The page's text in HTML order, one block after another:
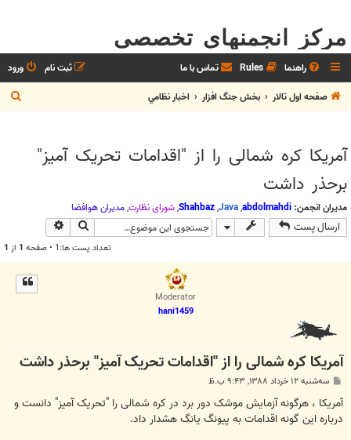
مرکز انجمنهای تخصصی
راهنما Rules تماس با ما ورود
ثبت نام
صفحه اول تالار
بخش جنگ افزار اخبار نظامي
س
آمریکا کره شمالی را از "اقدامات تحریک آمیز"
برحذر داشت
مدیران انجمن: abdolmahdi
,
Java
,
Shahbaz
,شوراي نظارت,مديران هوافضا
ارسال پست جستجو
تعداد پست ها:1 • صفحه 1 از 1
Moderator
hani1459
آمریکا کره شمالی را از "اقدامات تحریک آمیز" برحذر داشت
ت
سه‌شنبه ۱۲ خرداد ۱۳۸۸, ۹:۴۳ ب.ظ
آمریکا ، هرگونه آزمایش موشک دور برد در کره شمالی را "تحریک آمیز" دانست و
درباره این گونه اقدامات به پیونگ یانگ هشدار داد.